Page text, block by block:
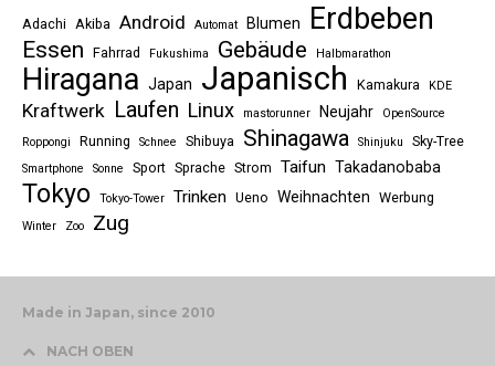
Adachi Akiba Android Automat Blumen Erdbeben
Essen Fahrrad Fukushima Gebäude Halbmarathon
Hiragana Japan Japanisch Kamakura KDE
Kraftwerk Laufen Linux mastorunner Neujahr
OpenSource
Roppongi
Running Schnee Shibuya Shinagawa Shinjuku Sky-Tree
Smartphone Sonne Sport Sprache Strom Taifun Takadanobaba
Tokyo Tokyo-Tower Trinken Ueno Weihnachten Werbung
Winter Zoo Zug
Made in Japan, since 2010
NACH OBEN